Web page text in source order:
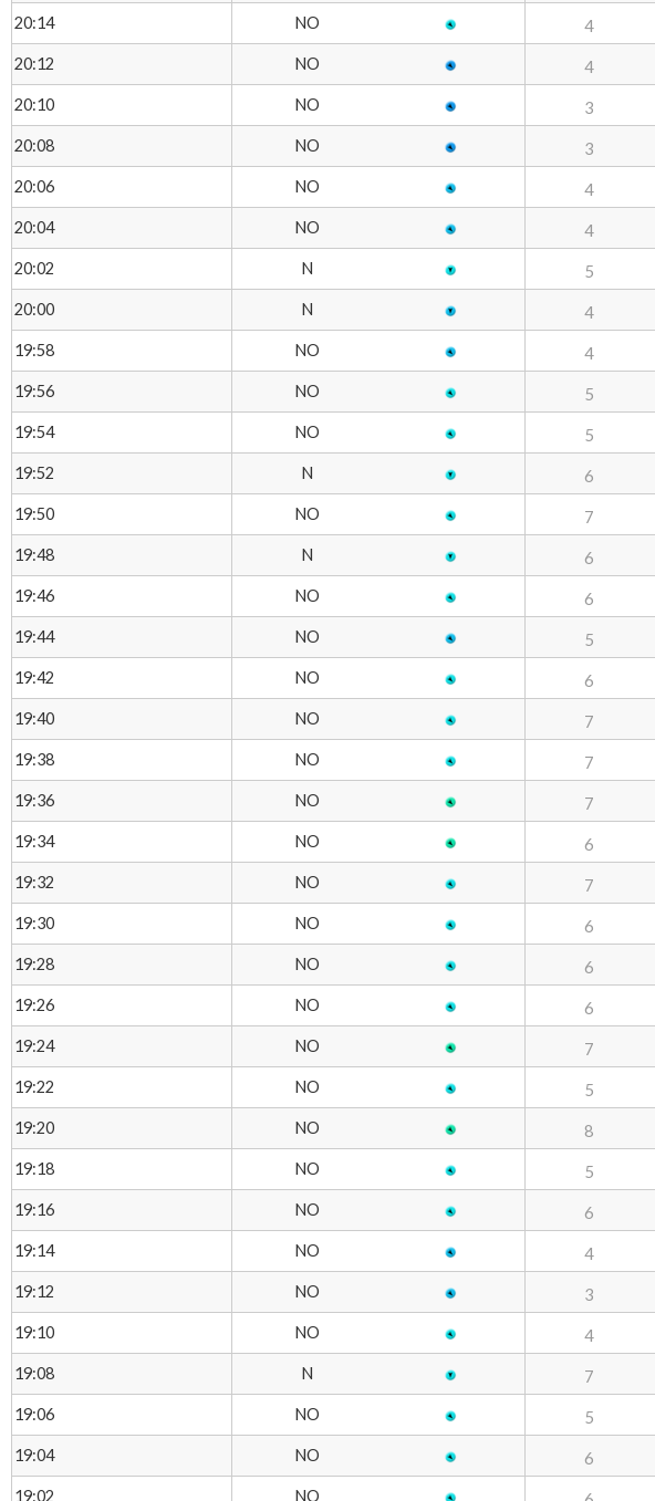
20:14 NO 4
20:12 NO 4
20:10 NO 3
20:08 NO 3
20:06 NO 4
20:04 NO 4
20:02 N 5
20:00 N 4
19:58 NO 4
19:56 NO 5
19:54 NO 5
19:52 N 6
19:50 NO 7
19:48 N 6
19:46 NO 6
19:44 NO 5
19:42 NO 6
19:40 NO 7
19:38 NO 7
19:36 NO 7
19:34 NO 6
19:32 NO 7
19:30 NO 6
19:28 NO 6
19:26 NO 6
19:24 NO 7
19:22 NO 5
19:20 NO 8
19:18 NO 5
19:16 NO 6
19:14 NO 4
19:12 NO 3
19:10 NO 4
19:08 N 7
19:06 NO 5
19:04 NO 6
19:02 NO